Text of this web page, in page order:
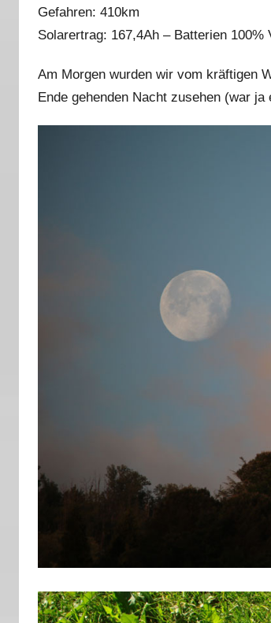
r
u
s
Gefahren: 410km
Solarertrag: 167,4Ah – Batterien 100%
Am Morgen wurden wir vom kräftigen
Ende gehenden Nacht zusehen (war ja